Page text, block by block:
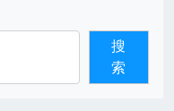
搜
索